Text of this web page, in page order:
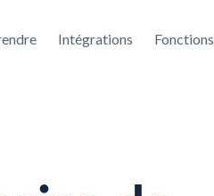
Intégrations Fonctions